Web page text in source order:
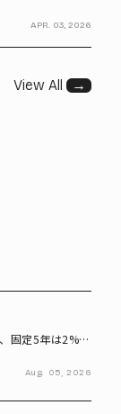
APR. 03, 2026
View All →
固定5年は2%台
Aug. 05, 2026